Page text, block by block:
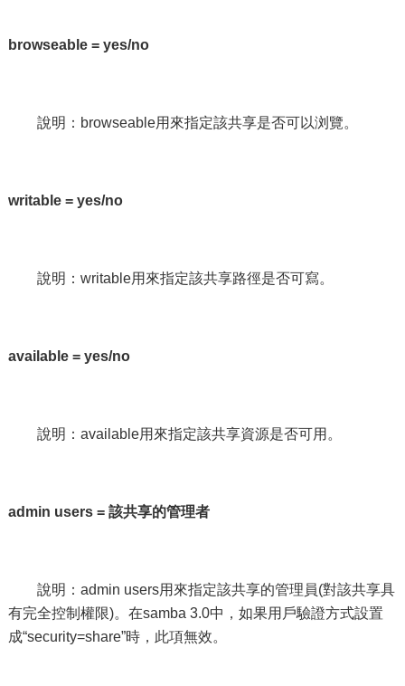
browseable = yes/no
說明：browseable用來指定該共享是否可以浏覽。
writable = yes/no
說明：writable用來指定該共享路徑是否可寫。
available = yes/no
說明：available用來指定該共享資源是否可用。
admin users = 該共享的管理者
說明：admin users用來指定該共享的管理員(對該共享具
有完全控制權限)。在samba 3.0中，如果用戶驗證方式設置
成“security=share”時，此項無效。